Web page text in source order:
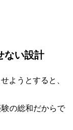
い設計
ようとすると、
の総和だからで